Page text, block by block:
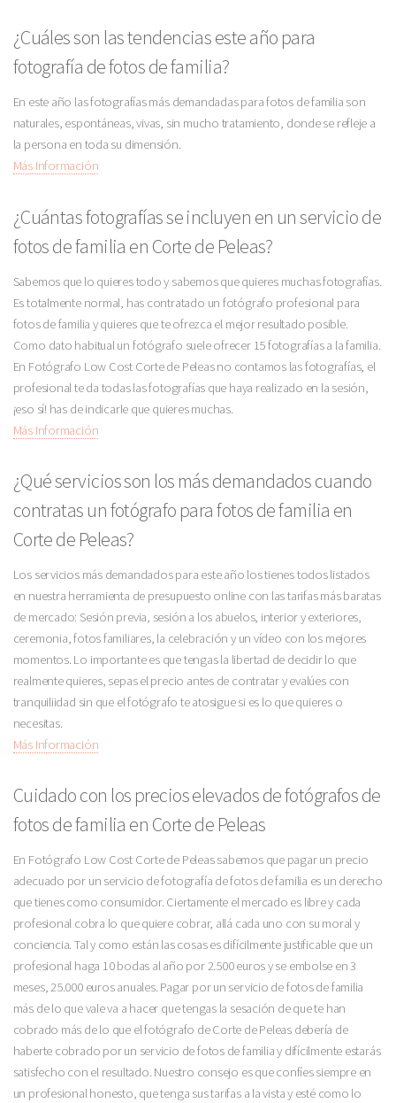
¿Cuáles son las tendencias este año para
fotografía de fotos de familia?
En este año las fotografías más demandadas para fotos de familia son
naturales, espontáneas, vivas, sin mucho tratamiento, donde se refleje a
la persona en toda su dimensión.
Más Información
¿Cuántas fotografías se incluyen en un servicio de
fotos de familia en Corte de Peleas?
Sabemos que lo quieres todo y sabemos que quieres muchas fotografías.
Es totalmente normal, has contratado un fotógrafo profesional para
fotos de familia y quieres que te ofrezca el mejor resultado posible.
Como dato habitual un fotógrafo suele ofrecer 15 fotografías a la familia.
En Fotógrafo Low Cost Corte de Peleas no contamos las fotografías, el
profesional te da todas las fotografías que haya realizado en la sesión,
¡eso sí! has de indicarle que quieres muchas.
Más Información
¿Qué servicios son los más demandados cuando
contratas un fotógrafo para fotos de familia en
Corte de Peleas?
Los servicios más demandados para este año los tienes todos listados
en nuestra herramienta de presupuesto online con las tarifas más baratas
de mercado: Sesión previa, sesión a los abuelos, interior y exteriores,
ceremonia, fotos familiares, la celebración y un vídeo con los mejores
momentos. Lo importante es que tengas la libertad de decidir lo que
realmente quieres, sepas el precio antes de contratar y evalúes con
tranquiliidad sin que el fotógrafo te atosigue si es lo que quieres o
necesitas.
Más Información
Cuidado con los precios elevados de fotógrafos de
fotos de familia en Corte de Peleas
En Fotógrafo Low Cost Corte de Peleas sabemos que pagar un precio
adecuado por un servicio de fotografía de fotos de familia es un derecho
que tienes como consumidor. Ciertamente el mercado es libre y cada
profesional cobra lo que quiere cobrar, allá cada uno con su moral y
conciencia. Tal y como están las cosas es difícilmente justificable que un
profesional haga 10 bodas al año por 2.500 euros y se embolse en 3
meses, 25.000 euros anuales. Pagar por un servicio de fotos de familia
más de lo que vale va a hacer que tengas la sesación de que te han
cobrado más de lo que el fotógrafo de Corte de Peleas debería de
haberte cobrado por un servicio de fotos de familia y difícilmente estarás
satisfecho con el resultado. Nuestro consejo es que confíes siempre en
un profesional honesto, que tenga sus tarifas a la vista y esté como lo